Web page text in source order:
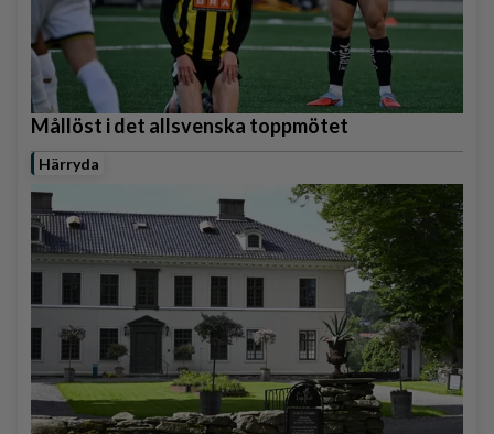
Mållöst i det allsvenska toppmötet
Härryda